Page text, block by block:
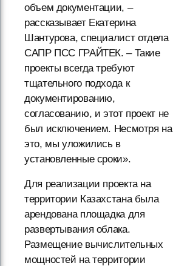
объем документации, –
рассказывает Екатерина
Шантурова, специалист отдела
САПР ПСС ГРАЙТЕК. – Такие
проекты всегда требуют
тщательного подхода к
документированию,
согласованию, и этот проект не
был исключением. Несмотря на
это, мы уложились в
установленные сроки».
Для реализации проекта на
территории Казахстана была
арендована площадка для
развертывания облака.
Размещение вычислительных
мощностей на территории